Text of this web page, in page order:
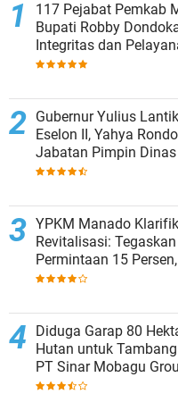
117 Pejabat Pemkab
Bupati Robby
Integritas dan
Gubernur Yulius
Eselon II, Yahya
Jabatan Pimpin
YPKM Manado
Revitalisasi:
Permintaan 15
Kepsek Murni Sesuai
Diduga Garap 80
Hutan untuk
PT Sinar Mobagu
Aparat